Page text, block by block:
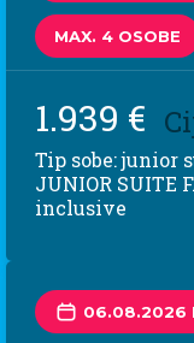
MAX. 4 OSOBE
1.939 €
Tip sobe: junior
JUNIOR SUITE
inclusive
06.08.2026